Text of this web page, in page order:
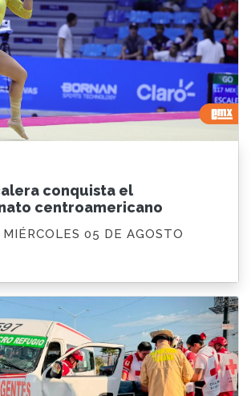
conquista el
centroamericano
MIÉRCOLES 05 DE AGOSTO